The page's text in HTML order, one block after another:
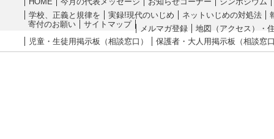
学校、正義と規律を
実録!現代のいじめ ネットいじめの対処法
寄付のお願い
サイトマップ メルマガ登録
地図（アクセス）・
児童・生徒用掲示板（相談窓口）
保護者・大人用掲示板（相談窓